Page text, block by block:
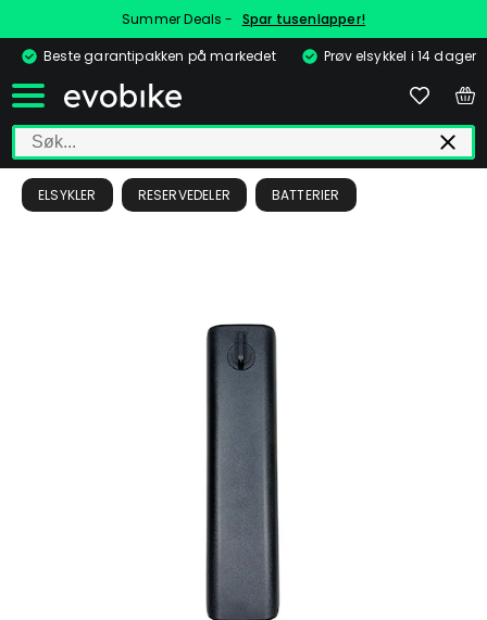
Summer Deals - Spar tusenlapper!
Beste garantipakken på markedet
Prøv elsykkel i 14 dager
ELSYKLER RESERVEDELER BATTERIER